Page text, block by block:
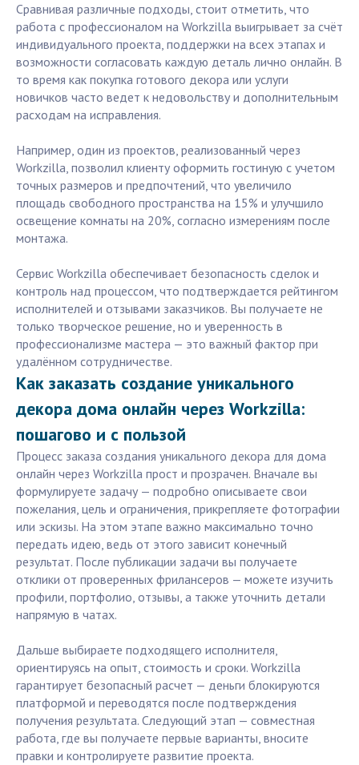
Сравнивая различные подходы, стоит отметить, что
работа с профессионалом на Workzilla выигрывает за счёт
индивидуального проекта, поддержки на всех этапах и
возможности согласовать каждую деталь лично онлайн. В
то время как покупка готового декора или услуги
новичков часто ведет к недовольству и дополнительным
расходам на исправления.
Например, один из проектов, реализованный через
Workzilla, позволил клиенту оформить гостиную с учетом
точных размеров и предпочтений, что увеличило
площадь свободного пространства на 15% и улучшило
освещение комнаты на 20%, согласно измерениям после
монтажа.
Сервис Workzilla обеспечивает безопасность сделок и
контроль над процессом, что подтверждается рейтингом
исполнителей и отзывами заказчиков. Вы получаете не
только творческое решение, но и уверенность в
профессионализме мастера — это важный фактор при
удалённом сотрудничестве.
Как заказать создание уникального
декора дома онлайн через Workzilla:
пошагово и с пользой
Процесс заказа создания уникального декора для дома
онлайн через Workzilla прост и прозрачен. Вначале вы
формулируете задачу — подробно описываете свои
пожелания, цель и ограничения, прикрепляете фотографии
или эскизы. На этом этапе важно максимально точно
передать идею, ведь от этого зависит конечный
результат. После публикации задачи вы получаете
отклики от проверенных фрилансеров — можете изучить
профили, портфолио, отзывы, а также уточнить детали
напрямую в чатах.
Дальше выбираете подходящего исполнителя,
ориентируясь на опыт, стоимость и сроки. Workzilla
гарантирует безопасный расчет — деньги блокируются
платформой и переводятся после подтверждения
получения результата. Следующий этап — совместная
работа, где вы получаете первые варианты, вносите
правки и контролируете развитие проекта.